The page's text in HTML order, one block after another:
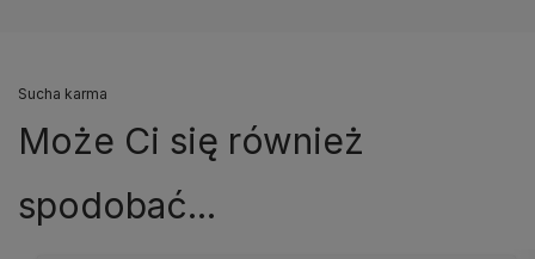
Sucha karma
Może Ci się również
spodobać...